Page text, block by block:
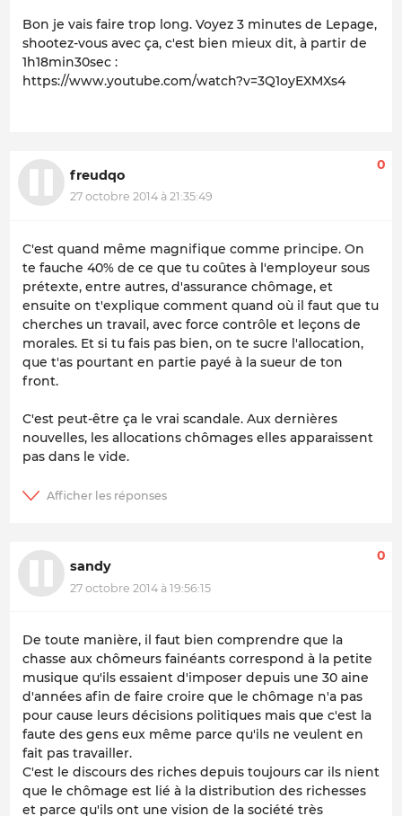
Bon je vais faire trop long. Voyez 3 minutes de Lepage,
shootez-vous avec ça, c'est bien mieux dit, à partir de
1h18min30sec :
https://www.youtube.com/watch?v=3Q1oyEXMXs4
freudqo
27 octobre 2014 à 21:35:49
0
C'est quand même magnifique comme principe. On
te fauche 40% de ce que tu coûtes à l'employeur sous
prétexte, entre autres, d'assurance chômage, et
ensuite on t'explique comment quand où il faut que tu
cherches un travail, avec force contrôle et leçons de
morales. Et si tu fais pas bien, on te sucre l'allocation,
que t'as pourtant en partie payé à la sueur de ton
front.
C'est peut-être ça le vrai scandale. Aux dernières
nouvelles, les allocations chômages elles apparaissent
pas dans le vide.
sandy
27 octobre 2014 à 19:56:15
0
De toute manière, il faut bien comprendre que la
chasse aux chômeurs fainéants correspond à la petite
musique qu'ils essaient d'imposer depuis une 30 aine
d'années afin de faire croire que le chômage n'a pas
pour cause leurs décisions politiques mais que c'est la
faute des gens eux même parce qu'ils ne veulent en
fait pas travailler.
C'est le discours des riches depuis toujours car ils nient
que le chômage est lié à la distribution des richesses
et parce qu'ils ont une vision de la société très